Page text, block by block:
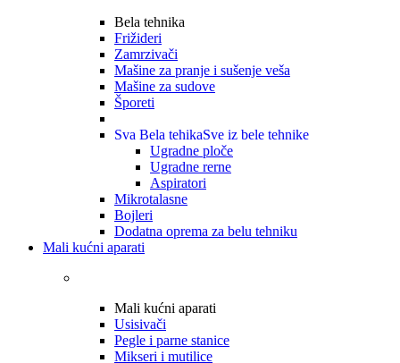
Bela tehnika
Frižideri
Zamrzivači
Mašine za pranje i sušenje veša
Mašine za sudove
Šporeti
Sva Bela tehikaSve iz bele tehnike
Ugradne ploče
Ugradne rerne
Aspiratori
Mikrotalasne
Bojleri
Dodatna oprema za belu tehniku
Mali kućni aparati
Mali kućni aparati
Usisivači
Pegle i parne stanice
Mikseri i mutilice